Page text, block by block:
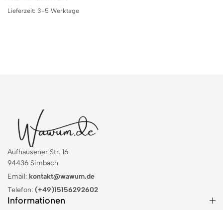
Lieferzeit: 3-5 Werktage
Aufhausener Str. 16
94436 Simbach
Email: kontakt@wawum.de
Telefon: (+49)15156292602
Informationen